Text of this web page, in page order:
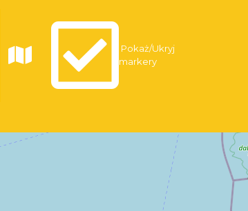
Pokaż/Ukryj
markery